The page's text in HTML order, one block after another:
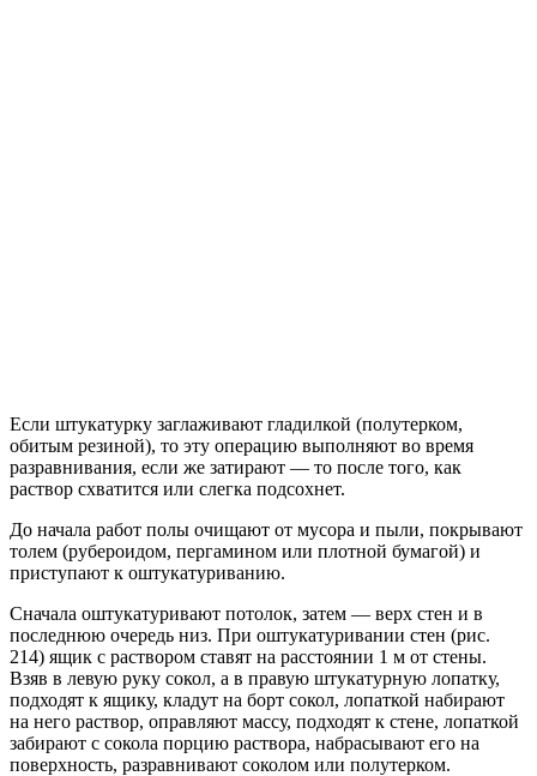
Если штукатурку заглаживают гладилкой (полутерком,
обитым резиной), то эту операцию выполняют во время
разравнивания, если же затирают — то после того, как
раствор схватится или слегка подсохнет.
До начала работ полы очищают от мусора и пыли, покрывают
толем (рубероидом, пергамином или плотной бумагой) и
приступают к оштукатуриванию.
Сначала оштукатуривают потолок, затем — верх стен и в
последнюю очередь низ. При оштукатуривании стен (рис.
214) ящик с раствором ставят на расстоянии 1 м от стены.
Взяв в левую руку сокол, а в правую штукатурную лопатку,
подходят к ящику, кладут на борт сокол, лопаткой набирают
на него раствор, оправляют массу, подходят к стене, лопаткой
забирают с сокола порцию раствора, набрасывают его на
поверхность, разравнивают соколом или полутерком.